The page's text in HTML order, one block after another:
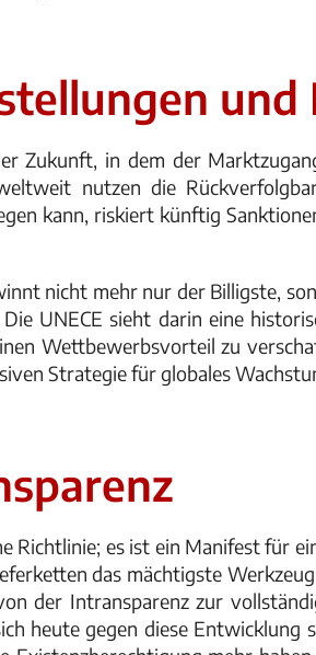
Zukunft, in dem der
nutzen die
kann, riskiert künftig
nicht mehr nur der Billigste,
UNECE sieht darin eine
Wettbewerbsvorteil zu
Strategie für globales
Richtlinie; es ist ein Manifest für
das mächtigste
der Intransparenz zur
heute gegen diese Entwicklung